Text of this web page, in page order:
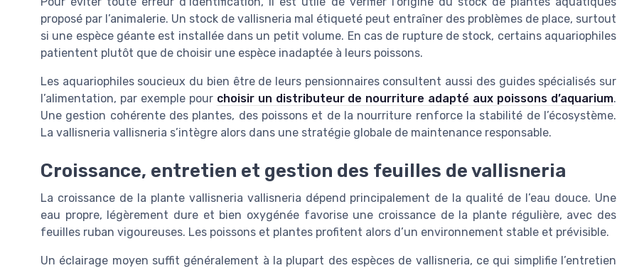
proposé par l’animalerie. Un stock de vallisneria mal étiqueté peut entraîner des problèmes de place, surtout
si une espèce géante est installée dans un petit volume. En cas de rupture de stock, certains aquariophiles
patientent plutôt que de choisir une espèce inadaptée à leurs poissons.
Les aquariophiles soucieux du bien être de leurs pensionnaires consultent aussi des guides spécialisés sur
l’alimentation, par exemple pour choisir un distributeur de nourriture adapté aux poissons d’aquarium.
Une gestion cohérente des plantes, des poissons et de la nourriture renforce la stabilité de l’écosystème.
La vallisneria vallisneria s’intègre alors dans une stratégie globale de maintenance responsable.
Croissance, entretien et gestion des feuilles de vallisneria
La croissance de la plante vallisneria vallisneria dépend principalement de la qualité de l’eau douce. Une
eau propre, légèrement dure et bien oxygénée favorise une croissance de la plante régulière, avec des
feuilles ruban vigoureuses. Les poissons et plantes profitent alors d’un environnement stable et prévisible.
Un éclairage moyen suffit généralement à la plupart des espèces de vallisneria, ce qui simplifie l’entretien